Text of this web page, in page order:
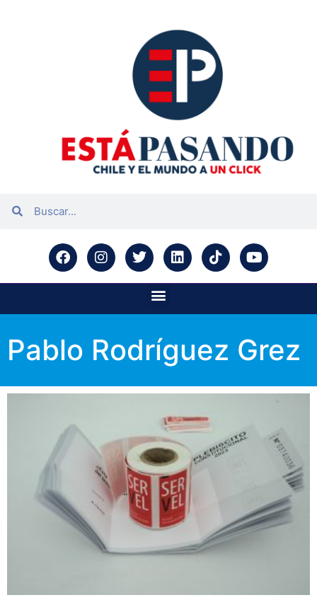
Pablo Rodríguez Grez